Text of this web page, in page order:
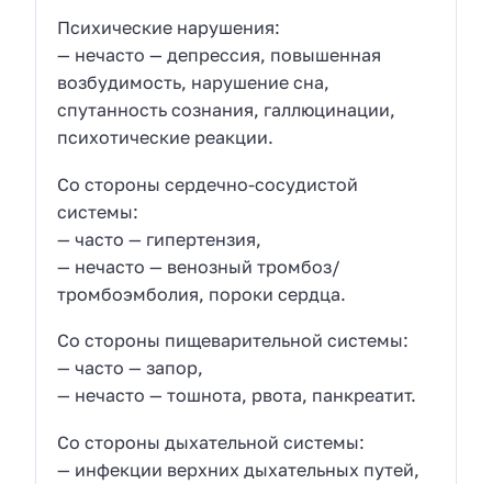
Психические нарушения:
— нечасто — депрессия, повышенная
возбудимость, нарушение сна,
спутанность сознания, галлюцинации,
психотические реакции.
Со стороны сердечно-сосудистой
системы:
— часто — гипертензия,
— нечасто — венозный тромбоз/
тромбоэмболия, пороки сердца.
Со стороны пищеварительной системы:
— часто — запор,
— нечасто — тошнота, рвота, панкреатит.
Со стороны дыхательной системы:
— инфекции верхних дыхательных путей,